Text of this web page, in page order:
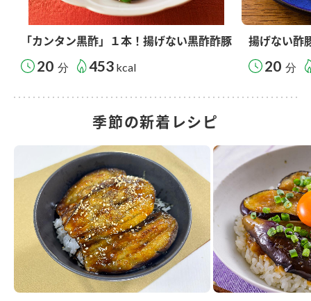
「カンタン黒酢」１本！揚げない黒酢酢豚
20 分 453 kcal
揚げない酢
20 分
季節の新着レシピ